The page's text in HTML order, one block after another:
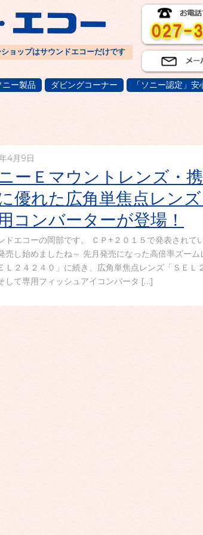
ョップはサウンドエコーだけです
ニー製品 ダビングコーナー 「ソニー認定」
4月9日
ーＥマウントレンズ・
優れた広角単焦点レンズ
コンバーターが登場！
ドエコーの岡部です。 ＣＰ+２０１５で発表されて
売し始めましたね～ 先月発売になった高倍率ズーム
Ｌ２４２４０」に続き、広角単焦点レンズ「ＳＥＬ
して専用フィッシュアイコンバータ […]